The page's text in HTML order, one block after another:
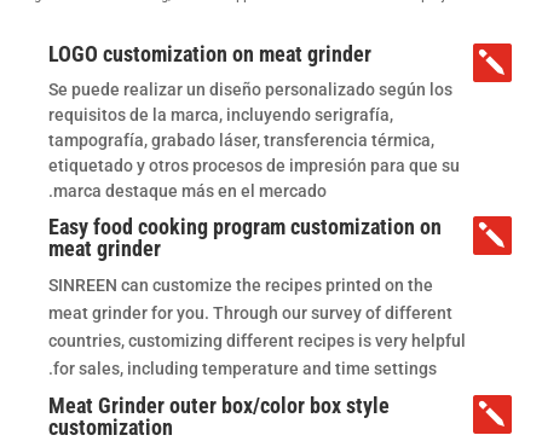

LOGO customization on meat grinder
Se puede realizar un diseño personalizado según los
requisitos de la marca, incluyendo serigrafía,
tampografía, grabado láser, transferencia térmica,
etiquetado y otros procesos de impresión para que su
marca destaque más en el mercado.

Easy food cooking program customization on
meat grinder
SINREEN can customize the recipes printed on the
meat grinder for you. Through our survey of different
countries, customizing different recipes is very helpful
for sales, including temperature and time settings.

Meat Grinder outer box/color box style
customization